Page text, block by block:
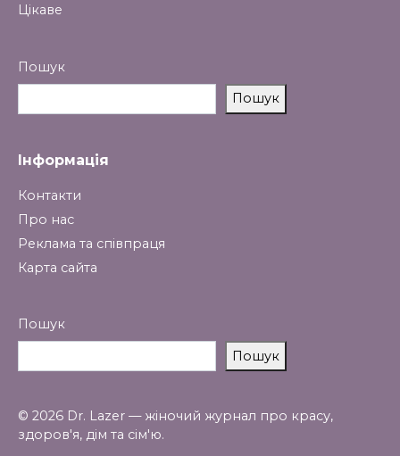
Цікаве
Пошук
Пошук
Інформація
Контакти
Про нас
Реклама та співпраця
Карта сайта
Пошук
Пошук
© 2026 Dr. Lazer — жіночий журнал про красу,
здоров'я, дім та сім'ю.